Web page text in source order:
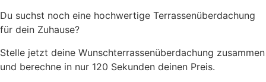
Du suchst noch eine hochwertige Terrassenüberdachung
für dein Zuhause?
Stelle jetzt deine Wunschterrassenüberdachung zusammen
und berechne in nur 120 Sekunden deinen Preis.